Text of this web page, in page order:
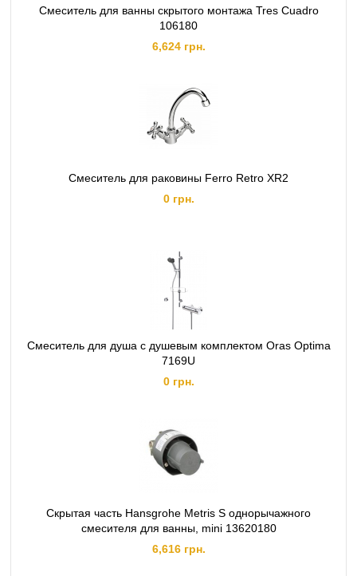
Смеситель для ванны скрытого монтажа Tres Cuadro
106180
6,624 грн.
Смеситель для раковины Ferro Retro XR2
0 грн.
Cмеситель для душа с душевым комплектом Oras Optima
7169U
0 грн.
Скрытая часть Hansgrohe Metris S однорычажного
смесителя для ванны, mini 13620180
6,616 грн.